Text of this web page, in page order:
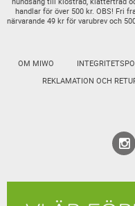
handlar för över 500 kr. OBS! Fri
närvarande 49 kr för varubrev och
OM MIWO
REKLAMATION OCH